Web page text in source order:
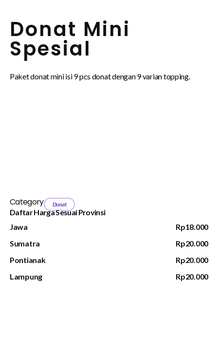
Donat Mini
Spesial
Paket donat mini isi 9 pcs donat dengan 9 varian topping.
Category Donat
Daftar Harga Sesuai Provinsi
Jawa
Rp18.000
Sumatra
Rp20.000
Pontianak
Rp20.000
Lampung
Rp20.000